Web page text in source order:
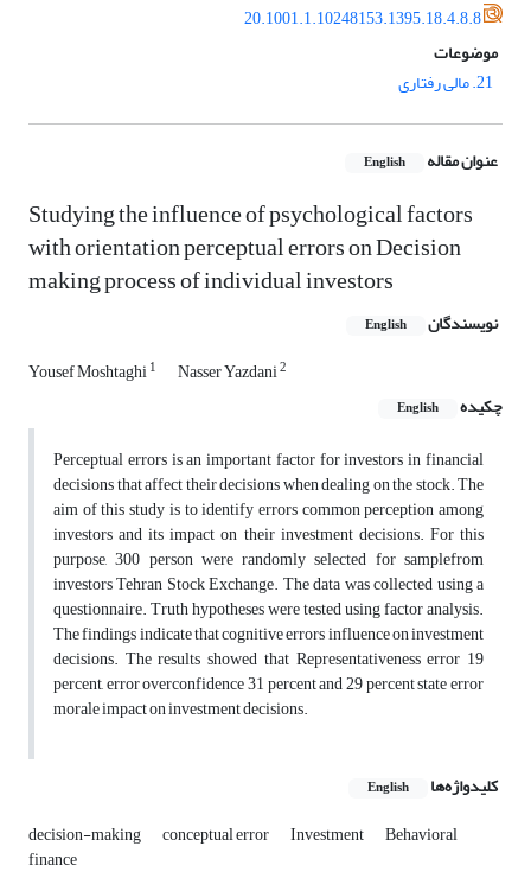
20.1001.1.10248153.1395.18.4.8.8
موضوعات
21. مالی رفتاری
عنوان مقاله English
Studying the influence of psychological factors
with orientation perceptual errors on Decision
making process of individual investors
نویسندگان English
Yousef Moshtaghi1 Nasser Yazdani2
چکیده English
Perceptual errors is an important factor for investors in financial
decisions that affect their decisions when dealing on the stock. The
aim of this study is to identify errors common perception among
investors and its impact on their investment decisions. For this
purpose, 300 person were randomly selected for samplefrom
investors Tehran Stock Exchange. The data was collected using a
questionnaire. Truth hypotheses were tested using factor analysis.
The findings indicate that cognitive errors influence on investment
decisions. The results showed that Representativeness error 19
percent, error overconfidence 31 percent and 29 percent state error
morale impact on investment decisions.
کلیدواژه‌ها English
decision-making conceptual error Investment Behavioral
finance